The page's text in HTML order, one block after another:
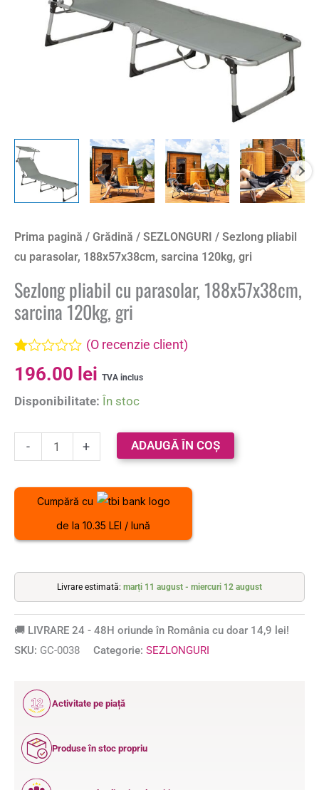
Prima pagină / Grădină / SEZLONGURI / Sezlong pliabil
cu parasolar, 188x57x38cm, sarcina 120kg, gri
Sezlong pliabil cu parasolar, 188x57x38cm,
sarcina 120kg, gri
Evaluat
din
(O recenzie client)
196.00 lei TVA inclus
Disponibilitate: În stoc
- + ADAUGĂ ÎN COȘ
Cumpără cu
de la 10.35 LEI / lună
Livrare estimată: marți 11 august - miercuri 12 august
🚚 LIVRARE 24 - 48H oriunde în România cu doar 14,9 lei!
SKU: GC-0038 Categorie: SEZLONGURI
12
ANI
Activitate pe piață
Produse în stoc propriu